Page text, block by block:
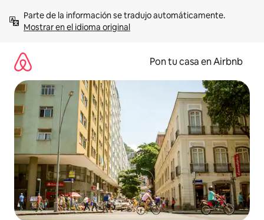
contenidoMostrar en el idioma original
Pon tu casa en Airbnb